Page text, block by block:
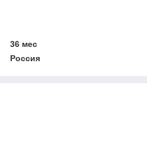
36 мес
Россия